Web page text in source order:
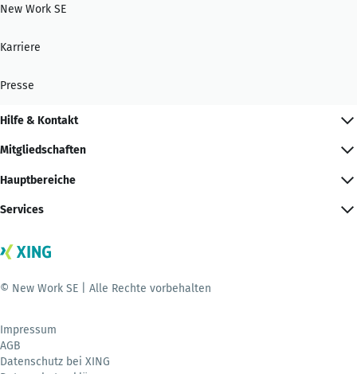
New Work SE
Karriere
Presse
Hilfe & Kontakt
Mitgliedschaften
Hauptbereiche
Services
© New Work SE | Alle Rechte vorbehalten
Impressum
AGB
Datenschutz bei XING